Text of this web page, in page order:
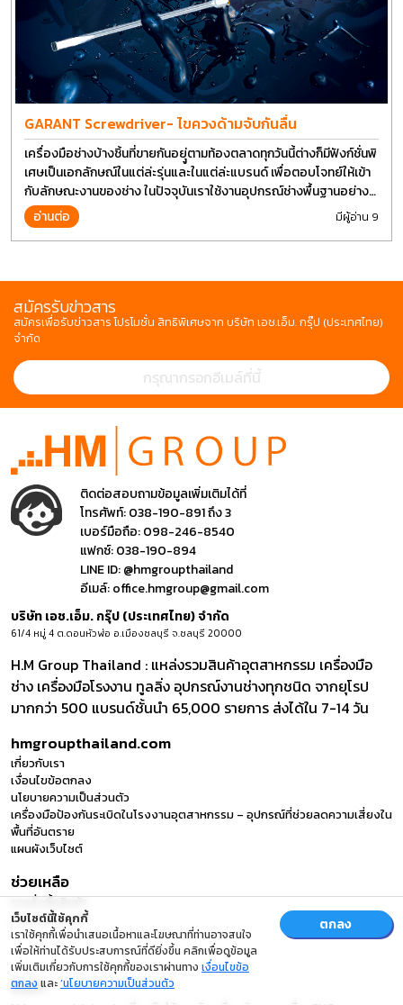
GARANT Screwdriver- ไขควงด้ามจับกันลื่น
เครื่องมือช่างบ้างชิ้นที่ขายกันอยุู่ตามท้องตลาดทุกวันนี้ต่างก็มีฟังก์ชั่นพิ
เศษเป็นเอกลักษณ์ในแต่ล่ะรุ่นและในแต่ล่ะแบรนด์ เพื่อตอบโจทย์ให้เข้า
กับลักษณะงานของช่าง ในปัจจุบันเราใช้งานอุปกรณ์ช่างพื้นฐานอย่าง
ไขควงกันในงานหลายประเภททำให้มีการปรับเปลี่ยนรูปแบบ
อ่านต่อ มีผู้อ่าน 9
สมัครรับข่าวสาร
สมัครเพื่อรับข่าวสาร โปรโมชั่น สิทธิพิเศษจาก บริษัท เอช.เอ็ม. กรุ๊ป (ประเทศไทย)
จำกัด
ติดต่อสอบถามข้อมูลเพิ่มเติมได้ที่
โทรศัพท์:038-190-891 ถึง 3
เบอร์มือถือ:098-246-8540
แฟกซ์:038-190-894
LINE ID:@hmgroupthailand
อีเมล์:office.hmgroup@gmail.com
บริษัท เอช.เอ็ม. กรุ๊ป (ประเทศไทย) จำกัด
61/4 หมู่ 4 ต.ดอนหัวฬ่อ อ.เมืองชลบุรี จ.ชลบุรี 20000
H.M Group Thailand : แหล่งรวมสินค้าอุตสาหกรรม เครื่องมือ
ช่าง เครื่องมือโรงงาน ทูลลิ่ง อุปกรณ์งานช่างทุกชนิด จากยุโรป
มากกว่า 500 แบรนด์ชั้นนำ 65,000 รายการ ส่งได้ใน 7-14 วัน
hmgroupthailand.com
เกี่ยวกับเรา
เงื่อนไขข้อตกลง
นโยบายความเป็นส่วนตัว
เครื่องมือป้องกันระเบิดในโรงงานอุตสาหกรรม – อุปกรณ์ที่ช่วยลดความเสี่ยงใน
พื้นที่อันตราย
แผนผังเว็บไซต์
ช่วยเหลือ
การสั่งซื้อสินค้า
การจัดส่งสินค้า
สินค้า
เว็บไซต์นี้ใช้คุกกี้
เราใช้คุกกี้เพื่อนำเสนอเนื้อหาและโฆษณาที่ท่านอาจสนใจ
เพื่อให้ท่านได้รับประสบการณ์ที่ดียิ่งขึ้น คลิกเพื่อดูข้อมูล
เพิ่มเติมเกี่ยวกับการใช้คุกกี้ของเราผ่านทาง เงื่อนไขข้อ
ตกลง และ‘นโยบายความเป็นส่วนตัว
ตกลง